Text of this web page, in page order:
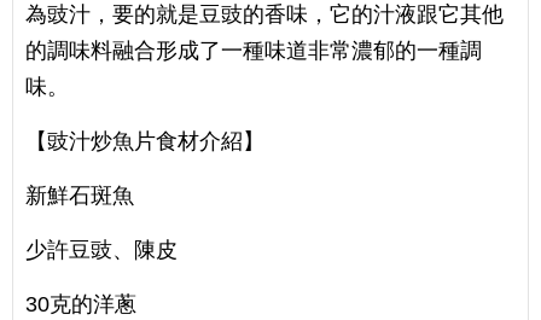
為豉汁，要的就是豆豉的香味，它的汁液跟它其他
的調味料融合形成了一種味道非常濃郁的一種調
味。
【豉汁炒魚片食材介紹】
新鮮石斑魚
少許豆豉、陳皮
30克的洋蔥